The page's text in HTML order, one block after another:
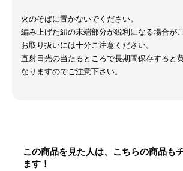
火のそばに置かないでください。
編み上げた紐の末端部分が鋭利になる場合が
お取り扱いには十分ご注意ください。
直射日光の当たるところで長期間保存すると
なりますのでご注意下さい。
この商品を見た人は、こちらの商品も
ます！